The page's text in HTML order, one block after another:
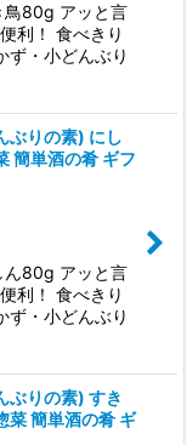
鳥80g アッと言
利！ 食べきり
・小どんぶり
ぶりの素) にし
簡単酒の肴 ギフ
ん80g アッと言
利！ 食べきり
・小どんぶり
ぶりの素) すき
菜 簡単酒の肴 ギ